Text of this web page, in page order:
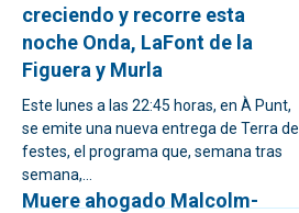
creciendo y recorre esta
noche Onda, LaFont de la
Figuera y Murla
Este lunes a las 22:45 horas, en À Punt,
se emite una nueva entrega de Terra de
festes, el programa que, semana tras
semana,...
Muere ahogado Malcolm-